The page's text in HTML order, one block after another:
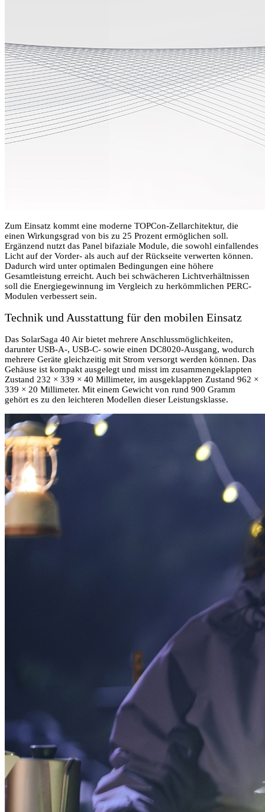
Zum Einsatz kommt eine moderne TOPCon-Zellarchitektur, die
einen Wirkungsgrad von bis zu 25 Prozent ermöglichen soll.
Ergänzend nutzt das Panel bifaziale Module, die sowohl einfallendes
Licht auf der Vorder- als auch auf der Rückseite verwerten können.
Dadurch wird unter optimalen Bedingungen eine höhere
Gesamtleistung erreicht. Auch bei schwächeren Lichtverhältnissen
soll die Energiegewinnung im Vergleich zu herkömmlichen PERC-
Modulen verbessert sein.
Technik und Ausstattung für den mobilen Einsatz
Das SolarSaga 40 Air bietet mehrere Anschlussmöglichkeiten,
darunter USB-A-, USB-C- sowie einen DC8020-Ausgang, wodurch
mehrere Geräte gleichzeitig mit Strom versorgt werden können. Das
Gehäuse ist kompakt ausgelegt und misst im zusammengeklappten
Zustand 232 × 339 × 40 Millimeter, im ausgeklappten Zustand 962 ×
339 × 20 Millimeter. Mit einem Gewicht von rund 900 Gramm
gehört es zu den leichteren Modellen dieser Leistungsklasse.